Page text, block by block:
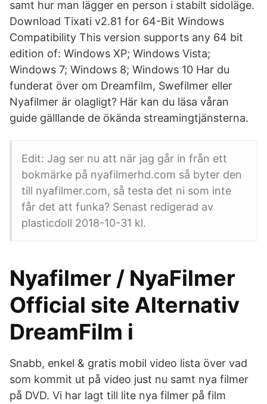
samt hur man lägger en person i stabilt sidoläge.
Download Tixati v2.81 for 64-Bit Windows
Compatibility This version supports any 64 bit
edition of: Windows XP; Windows Vista;
Windows 7; Windows 8; Windows 10 Har du
funderat över om Dreamfilm, Swefilmer eller
Nyafilmer är olagligt? Här kan du läsa våran
guide gälllande de ökända streamingtjänsterna.
Edit: Jag ser nu att när jag går in från ett
bokmärke på nyafilmerhd.com så byter den
till nyafilmer.com, så testa det ni som inte
får det att funka? Senast redigerad av
plasticdoll 2018-10-31 kl.
Nyafilmer / NyaFilmer
Official site Alternativ
DreamFilm i
Snabb, enkel & gratis mobil video lista över vad
som kommit ut på video just nu samt nya filmer
på DVD. Vi har lagt till lite nya filmer på film